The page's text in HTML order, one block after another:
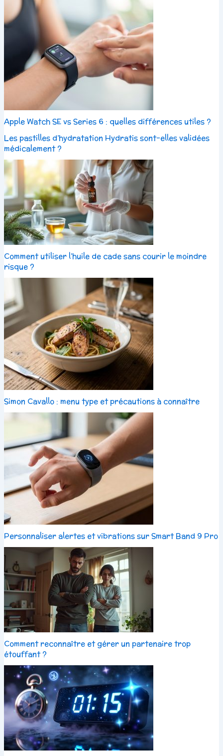
Apple Watch SE vs Series 6 : quelles différences utiles ?
Les pastilles d’hydratation Hydratis sont-elles validées
médicalement ?
Comment utiliser l’huile de cade sans courir le moindre
risque ?
Simon Cavallo : menu type et précautions à connaître
Personnaliser alertes et vibrations sur Smart Band 9 Pro
Comment reconnaître et gérer un partenaire trop
étouffant ?